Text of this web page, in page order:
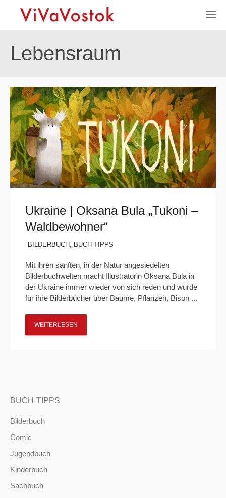
Lebensraum
Ukraine | Oksana Bula „Tukoni –
Waldbewohner“
BILDERBUCH , BUCH-TIPPS
Mit ihren sanften, in der Natur angesiedelten
Bilderbuchwelten macht Illustratorin Oksana Bula in
der Ukraine immer wieder von sich reden und wurde
für ihre Bilderbücher über Bäume, Pflanzen, Bison ...
WEITERLESEN
BUCH-TIPPS
Bilderbuch
Comic
Jugendbuch
Kinderbuch
Sachbuch